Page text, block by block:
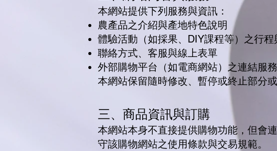
本網站提供下列服務與資訊：
農產品之介紹與產地特色說明
體驗活動（如採果、DIY課程等）之行
聯絡方式、客服與線上表單
外部購物平台（如電商網站）之連結服務
本網站保留隨時修改、暫停或終止部分
三、商品資訊與訂購
本網站本身不直接提供購物功能，但會
守該購物網站之使用條款與交易規範。